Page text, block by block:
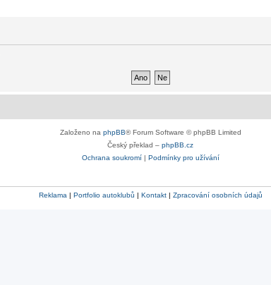
Založeno na phpBB® Forum Software © phpBB Limited
Český překlad – phpBB.cz
Ochrana soukromí| Podmínky pro užívání
Reklama | Portfolio autoklubů | Kontakt| Zpracování osobních údajů